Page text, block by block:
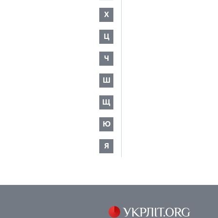
Х
Ц
Ч
Ш
Щ
Ю
Я